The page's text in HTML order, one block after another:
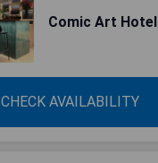
Comic Art Hotel
CHECK AVAILABILITY